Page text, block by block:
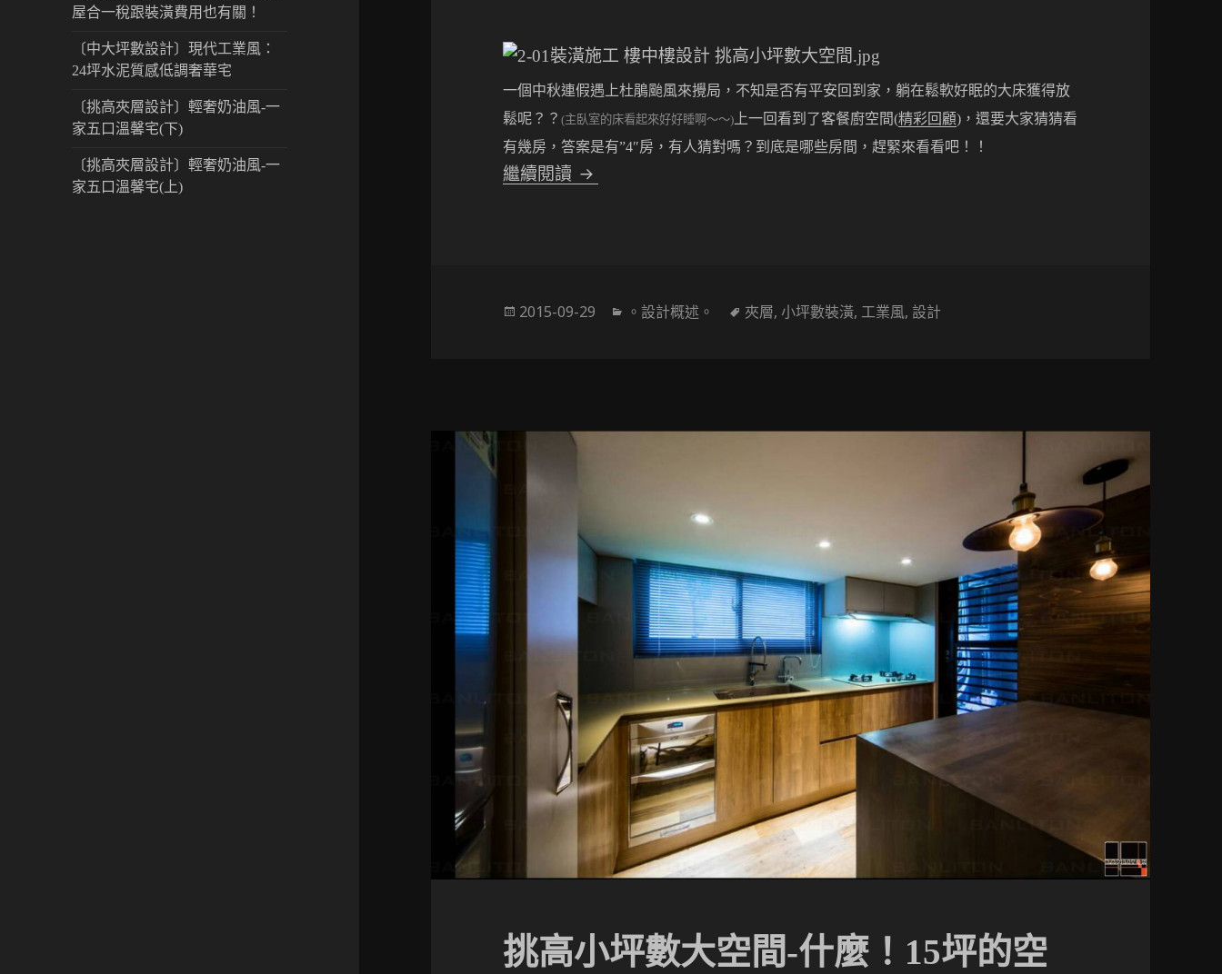
屋合一稅跟裝潢費用也有關！
〔中大坪數設計〕現代工業風：
24坪水泥質感低調奢華宅
〔挑高夾層設計〕輕奢奶油風-一
家五口溫馨宅(下)
〔挑高夾層設計〕輕奢奶油風-一
家五口溫馨宅(上)
一個中秋連假遇上杜鵑颱風來攪局，不知是否有平安回到家，躺在鬆軟好眠的大床獲得放
鬆呢？？(主臥室的床看起來好好睡啊～～) 上一回看到了客餐廚空間(精彩回顧)，還要大家猜猜看
有幾房，答案是有”4″房，有人猜對嗎？到底是哪些房間，趕緊來看看吧！！
繼續閱讀 驚呆了！15坪高效益的魔術4房
發
2015-09-29
分
。設計概述。
標
夾層,小坪數裝潢, 工業風,設計
挑高小坪數大空間-什麼！15坪的空